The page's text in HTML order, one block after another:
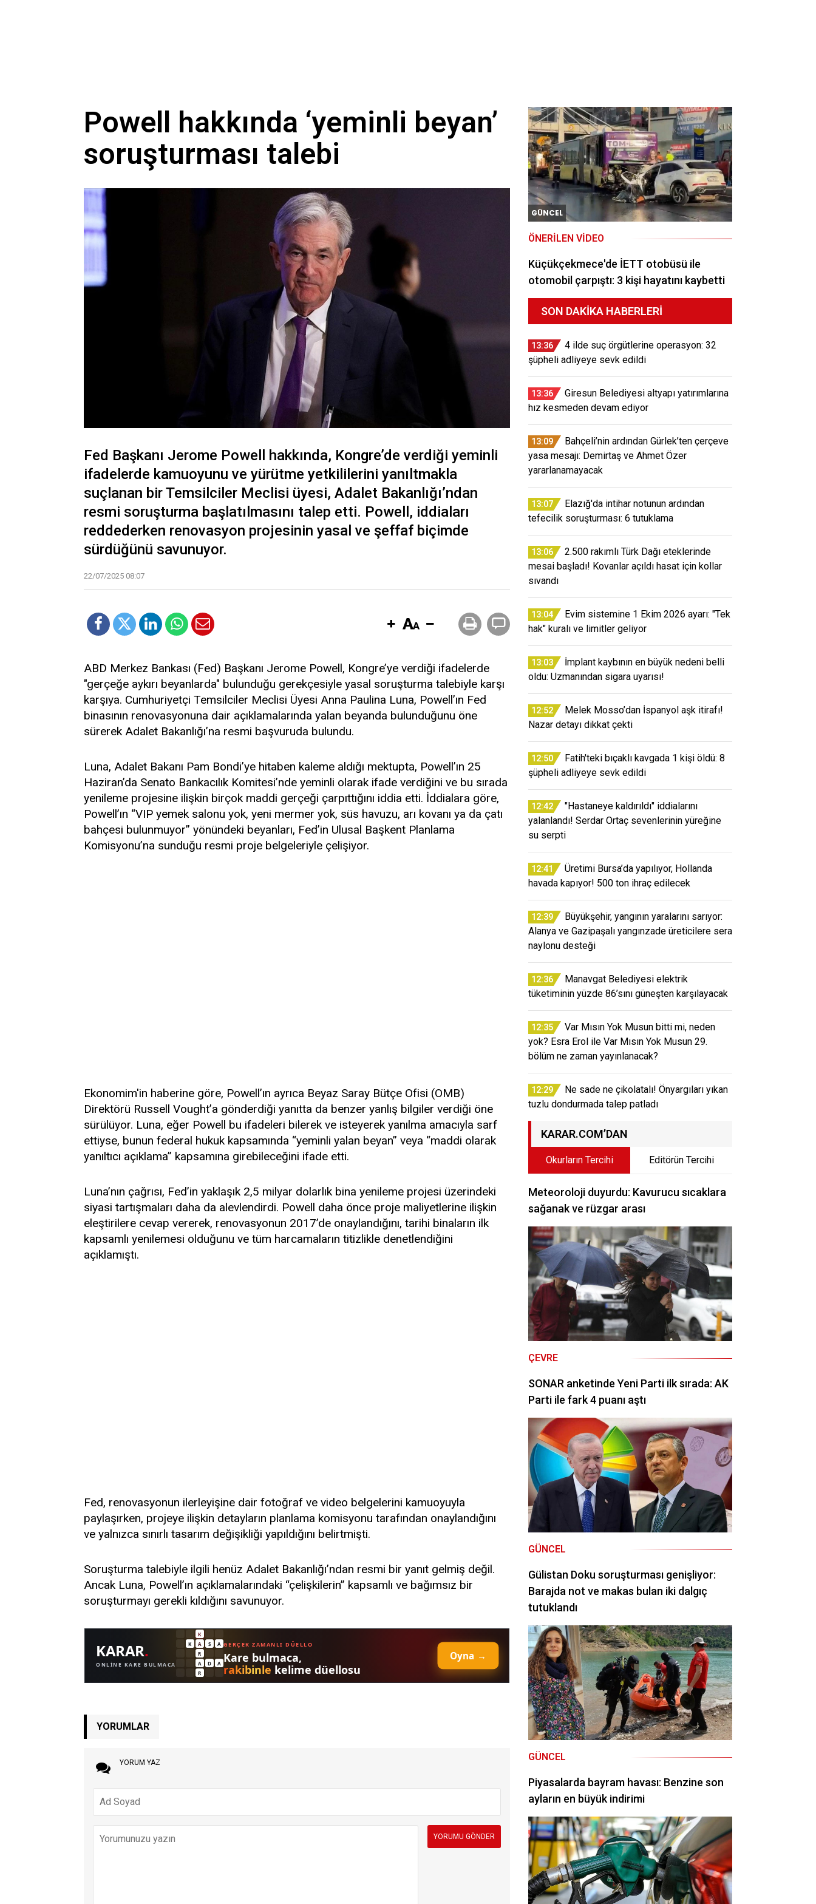
Powell hakkında ‘yeminli beyan’
soruşturması talebi
Fed Başkanı Jerome Powell hakkında, Kongre’de verdiği yeminli
ifadelerde kamuoyunu ve yürütme yetkililerini yanıltmakla
suçlanan bir Temsilciler Meclisi üyesi, Adalet Bakanlığı’ndan
resmi soruşturma başlatılmasını talep etti. Powell, iddiaları
reddederken renovasyon projesinin yasal ve şeffaf biçimde
sürdüğünü savunuyor.
22/07/2025 08:07
ABD Merkez Bankası (Fed) Başkanı Jerome Powell, Kongre’ye verdiği ifadelerde
"gerçeğe aykırı beyanlarda" bulunduğu gerekçesiyle yasal soruşturma talebiyle karşı
karşıya. Cumhuriyetçi Temsilciler Meclisi Üyesi Anna Paulina Luna, Powell’ın Fed
binasının renovasyonuna dair açıklamalarında yalan beyanda bulunduğunu öne
sürerek Adalet Bakanlığı’na resmi başvuruda bulundu.
Luna, Adalet Bakanı Pam Bondi’ye hitaben kaleme aldığı mektupta, Powell’ın 25
Haziran’da Senato Bankacılık Komitesi’nde yeminli olarak ifade verdiğini ve bu sırada
yenileme projesine ilişkin birçok maddi gerçeği çarpıttığını iddia etti. İddialara göre,
Powell’ın “VIP yemek salonu yok, yeni mermer yok, süs havuzu, arı kovanı ya da çatı
bahçesi bulunmuyor” yönündeki beyanları, Fed’in Ulusal Başkent Planlama
Komisyonu’na sunduğu resmi proje belgeleriyle çelişiyor.
Ekonomim'in haberine göre, Powell’ın ayrıca Beyaz Saray Bütçe Ofisi (OMB)
Direktörü Russell Vought’a gönderdiği yanıtta da benzer yanlış bilgiler verdiği öne
sürülüyor. Luna, eğer Powell bu ifadeleri bilerek ve isteyerek yanılma amacıyla sarf
ettiyse, bunun federal hukuk kapsamında “yeminli yalan beyan” veya “maddi olarak
yanıltıcı açıklama” kapsamına girebileceğini ifade etti.
Luna’nın çağrısı, Fed’in yaklaşık 2,5 milyar dolarlık bina yenileme projesi üzerindeki
siyasi tartışmaları daha da alevlendirdi. Powell daha önce proje maliyetlerine ilişkin
eleştirilere cevap vererek, renovasyonun 2017’de onaylandığını, tarihi binaların ilk
kapsamlı yenilemesi olduğunu ve tüm harcamaların titizlikle denetlendiğini
açıklamıştı.
Fed, renovasyonun ilerleyişine dair fotoğraf ve video belgelerini kamuoyuyla
paylaşırken, projeye ilişkin detayların planlama komisyonu tarafından onaylandığını
ve yalnızca sınırlı tasarım değişikliği yapıldığını belirtmişti.
Soruşturma talebiyle ilgili henüz Adalet Bakanlığı’ndan resmi bir yanıt gelmiş değil.
Ancak Luna, Powell’ın açıklamalarındaki “çelişkilerin” kapsamlı ve bağımsız bir
soruşturmayı gerekli kıldığını savunuyor.
YORUMLAR
YORUM YAZ
GÜNCEL
ÖNERILEN VIDEO
Küçükçekmece'de İETT otobüsü ile
otomobil çarpıştı: 3 kişi hayatını kaybetti
SON DAKIKA HABERLERI
13:36
4 ilde suç örgütlerine operasyon: 32
şüpheli adliyeye sevk edildi
13:36
Giresun Belediyesi altyapı yatırımlarına
hız kesmeden devam ediyor
13:09
Bahçeli’nin ardından Gürlek’ten çerçeve
yasa mesajı: Demirtaş ve Ahmet Özer
yararlanamayacak
13:07
Elazığ'da intihar notunun ardından
tefecilik soruşturması: 6 tutuklama
13:06
2.500 rakımlı Türk Dağı eteklerinde
mesai başladı! Kovanlar açıldı hasat için kollar
sıvandı
13:04
Evim sistemine 1 Ekim 2026 ayarı: "Tek
hak" kuralı ve limitler geliyor
13:03
İmplant kaybının en büyük nedeni belli
oldu: Uzmanından sigara uyarısı!
12:52
Melek Mosso’dan İspanyol aşk itirafı!
Nazar detayı dikkat çekti
12:50
Fatih'teki bıçaklı kavgada 1 kişi öldü: 8
şüpheli adliyeye sevk edildi
12:42
"Hastaneye kaldırıldı" iddialarını
yalanlandı! Serdar Ortaç sevenlerinin yüreğine
su serpti
12:41
Üretimi Bursa’da yapılıyor, Hollanda
havada kapıyor! 500 ton ihraç edilecek
12:39
Büyükşehir, yangının yaralarını sarıyor:
Alanya ve Gazipaşalı yangınzade üreticilere sera
naylonu desteği
12:36
Manavgat Belediyesi elektrik
tüketiminin yüzde 86’sını güneşten karşılayacak
12:35
Var Mısın Yok Musun bitti mi, neden
yok? Esra Erol ile Var Mısın Yok Musun 29.
bölüm ne zaman yayınlanacak?
12:29
Ne sade ne çikolatalı! Önyargıları yıkan
tuzlu dondurmada talep patladı
KARAR.COM’DAN
Okurların Tercihi Editörün Tercihi
Meteoroloji duyurdu: Kavurucu sıcaklara
sağanak ve rüzgar arası
ÇEVRE
SONAR anketinde Yeni Parti ilk sırada: AK
Parti ile fark 4 puanı aştı
GÜNCEL
Gülistan Doku soruşturması genişliyor:
Barajda not ve makas bulan iki dalgıç
tutuklandı
GÜNCEL
Piyasalarda bayram havası: Benzine son
ayların en büyük indirimi